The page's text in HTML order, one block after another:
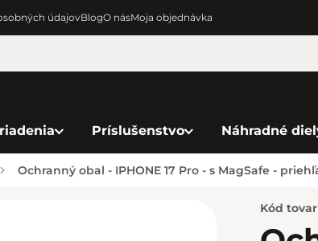
údajovBlogO násMoja objednávka
Príslušenstvo Náhradné
Ochranný obal - IPHONE 17 Pro - s MagSafe -
Kód